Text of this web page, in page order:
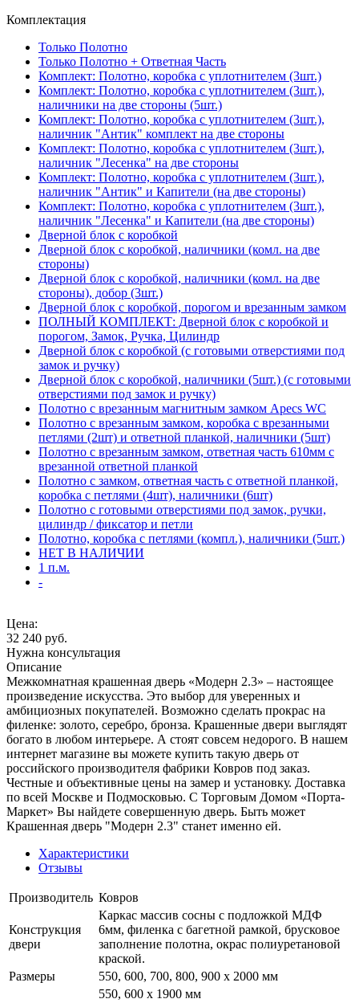
Комплектация
Только Полотно
Только Полотно + Ответная Часть
Комплект: Полотно, коробка с уплотнителем (3шт.)
Комплект: Полотно, коробка с уплотнителем (3шт.),
наличники на две стороны (5шт.)
Комплект: Полотно, коробка с уплотнителем (3шт.),
наличник "Антик" комплект на две стороны
Комплект: Полотно, коробка с уплотнителем (3шт.),
наличник "Лесенка" на две стороны
Комплект: Полотно, коробка с уплотнителем (3шт.),
наличник "Антик" и Капители (на две стороны)
Комплект: Полотно, коробка с уплотнителем (3шт.),
наличник "Лесенка" и Капители (на две стороны)
Дверной блок с коробкой
Дверной блок с коробкой, наличники (комл. на две
стороны)
Дверной блок с коробкой, наличники (комл. на две
стороны), добор (3шт.)
Дверной блок с коробкой, порогом и врезанным замком
ПОЛНЫЙ КОМПЛЕКТ: Дверной блок с коробкой и
порогом, Замок, Ручка, Цилиндр
Дверной блок с коробкой (с готовыми отверстиями под
замок и ручку)
Дверной блок с коробкой, наличники (5шт.) (с готовыми
отверстиями под замок и ручку)
Полотно с врезанным магнитным замком Apecs WC
Полотно с врезанным замком, коробка с врезанными
петлями (2шт) и ответной планкой, наличники (5шт)
Полотно с врезанным замком, ответная часть 610мм с
врезанной ответной планкой
Полотно с замком, ответная часть с ответной планкой,
коробка с петлями (4шт), наличники (6шт)
Полотно с готовыми отверстиями под замок, ручки,
цилиндр / фиксатор и петли
Полотно, коробка с петлями (компл.), наличники (5шт.)
НЕТ В НАЛИЧИИ
1 п.м.
-
Цена:
32 240 руб.
Нужна консультация
Описание
Межкомнатная крашенная дверь «Модерн 2.3» – настоящее
произведение искусства. Это выбор для уверенных и
амбициозных покупателей. Возможно сделать прокрас на
филенке: золото, серебро, бронза. Крашенные двери выглядят
богато в любом интерьере. А стоят совсем недорого. В нашем
интернет магазине вы можете купить такую дверь от
российского производителя фабрики Ковров под заказ.
Честные и объективные цены на замер и установку. Доставка
по всей Москве и Подмосковью. С Торговым Домом «Порта-
Маркет» Вы найдете совершенную дверь. Быть может
Крашенная дверь "Модерн 2.3" станет именно ей.
Характеристики
Отзывы
Производитель Ковров
Конструкция
двери
Каркас массив сосны с подложкой МДФ
6мм, филенка с багетной рамкой, брусковое
заполнение полотна, окрас полиуретановой
краской.
Размеры
550, 600, 700, 800, 900 x 2000 мм
550, 600 х 1900 мм